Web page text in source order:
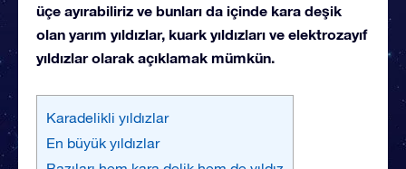
üçe ayırabiliriz ve bunları da içinde kara deşik
olan yarım yıldızlar, kuark yıldızları ve elektrozayıf
yıldızlar olarak açıklamak mümkün.
Karadelikli yıldızlar
En büyük yıldızlar